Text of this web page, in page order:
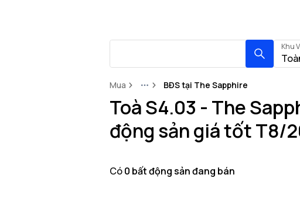
Khu
Mua MoreBĐS tại The Sapphire
Toà S4.03 - The
động sản giá tốt T8/
Có0 bất động sảnđang bán